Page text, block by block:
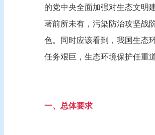
的党中央全面加强对生态文明
著前所未有，污染防治攻坚战
色。同时应该看到，我国生态
任务艰巨，生态环境保护任重
一、总体要求